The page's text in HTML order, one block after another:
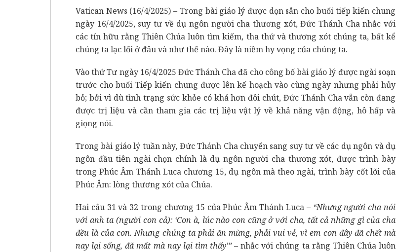
Vatican News (16/4/2025) – Trong bài giáo lý được dọn sẵn cho buổi tiếp kiến chung
ngày 16/4/2025, suy tư về dụ ngôn người cha thương xót, Đức Thánh Cha nhắc với
các tín hữu rằng Thiên Chúa luôn tìm kiếm, tha thứ và thương xót chúng ta, bất kể
chúng ta lạc lối ở đâu và như thế nào. Đây là niềm hy vọng của chúng ta.
Vào thứ Tư ngày 16/4/2025 Đức Thánh Cha đã cho công bố bài giáo lý được ngài soạn
trước cho buổi Tiếp kiến chung được lên kế hoạch vào cùng ngày nhưng phải hủy
bỏ; bởi vì dù tình trạng sức khỏe có khá hơn đôi chút, Đức Thánh Cha vẫn còn đang
được trị liệu và cần tham gia các trị liệu vật lý về khả năng vận động, hô hấp và
giọng nói.
Trong bài giáo lý tuần này, Đức Thánh Cha chuyển sang suy tư về các dụ ngôn và dụ
ngôn đầu tiên ngài chọn chính là dụ ngôn người cha thương xót, được trình bày
trong Phúc Âm Thánh Luca chương 15, dụ ngôn mà theo ngài, trình bày cốt lõi của
Phúc Âm: lòng thương xót của Chúa.
Hai câu 31 và 32 trong chương 15 của Phúc Âm Thánh Luca – “Nhưng người cha nói
với anh ta (người con cả): ‘Con à, lúc nào con cũng ở với cha, tất cả những gì của cha
đều là của con. Nhưng chúng ta phải ăn mừng, phải vui vẻ, vì em con đây đã chết mà
nay lại sống, đã mất mà nay lại tìm thấy’” –nhắc với chúng ta rằng Thiên Chúa luôn